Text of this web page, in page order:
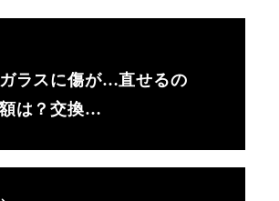
ラスに傷が…直せるの
は？交換…